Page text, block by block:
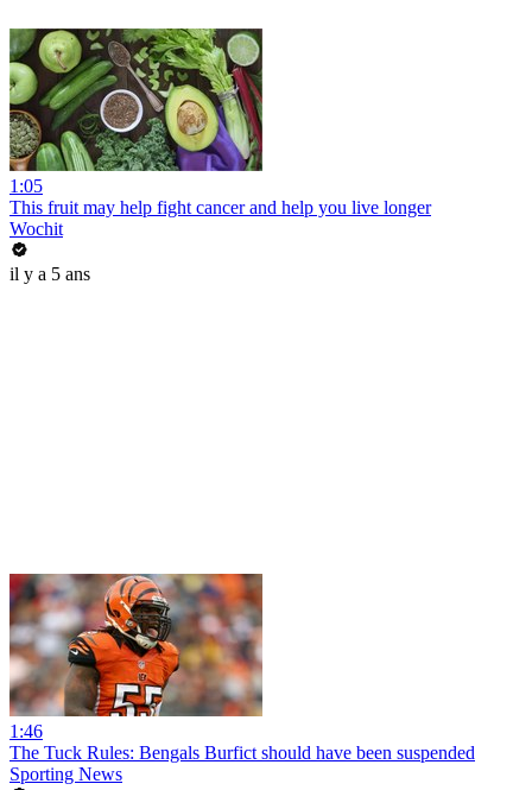
1:05
This fruit may help fight cancer and help you live longer
Wochit
il y a 5 ans
1:46
The Tuck Rules: Bengals Burfict should have been suspended
Sporting News